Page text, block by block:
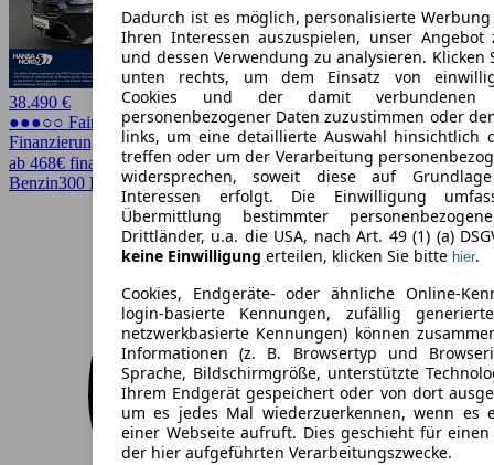
38.490 €
●●●○○ Fairer Preis
Finanzierung möglich
ab 468€ finanzieren ↗
Benzin300 PS (221 kW)32.815 kmEZ 07/2025Automatik4 Türen
Dadurch ist es möglich, personalisierte
Ihren Interessen auszuspielen, unser Angebot
und dessen Verwendung zu analysieren. Klicken
unten rechts, um dem Einsatz von
Cookies und der damit verbundenen
personenbezogener Daten zuzustimmen oder
links, um eine detaillierte Auswahl hinsichtlich
treffen oder um der Verarbeitung
widersprechen, soweit diese auf
Interessen erfolgt. Die Einwilligung
Übermittlung bestimmter
Drittländer, u.a. die USA, nach Art. 49 (1) (a)
keine Einwilligung erteilen, klicken Sie bitte hier.
Cookies, Endgeräte- oder ähnliche Online-
login-basierte Kennungen, zufällig
netzwerkbasierte Kennungen) können
Informationen (z. B. Browsertyp und
Sprache, Bildschirmgröße, unterstützte
Ihrem Endgerät gespeichert oder von dort
um es jedes Mal wiederzuerkennen, wenn es
einer Webseite aufruft. Dies geschieht für
der hier aufgeführten Verarbeitungszwecke.